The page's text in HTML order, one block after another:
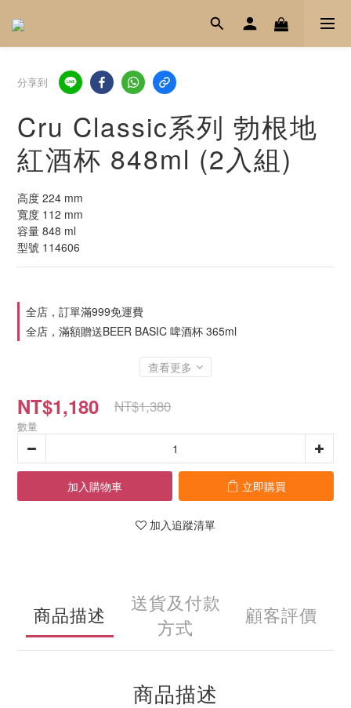
分享到
Cru Classic系列 勃根地
紅酒杯 848ml (2入組)
高度 224 mm
寬度 112 mm
容量 848 ml
型號 114606
全店，訂單滿999免運費
全店，滿額贈送BEER BASIC 啤酒杯 365ml
查看更多
NT$1,180 NT$1,380
數量
加入購物車 立即購買
加入追蹤清單
商品描述
送貨及付款
方式
顧客評價
商品描述